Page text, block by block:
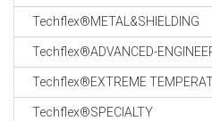
Techflex®METAL&SHIELDING
Techflex®ADVANCED-
Techflex®EXTREME
Techflex®SPECIALTY